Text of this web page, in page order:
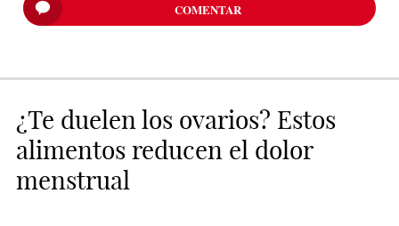
COMENTAR
¿Te duelen los ovarios? Estos
alimentos reducen el dolor
menstrual